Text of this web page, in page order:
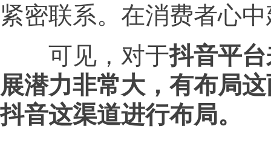
紧密联系。在消费者心
可见，对于抖音平
展潜力非常大，有布局
抖音这渠道进行布局。